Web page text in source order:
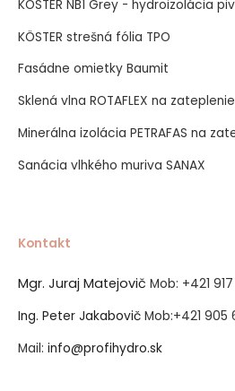
KÖSTER NB1 Grey - hydroizolácia
KÖSTER strešná fólia TPO
Fasádne omietky Baumit
Sklená vlna ROTAFLEX na
Minerálna izolácia PETRAFAS na
Sanácia vlhkého muriva SANAX
Kontakt
Mgr. Juraj Matejovič Mob: +421
Ing. Peter Jakabovič Mob:+421 905
Mail: info@profihydro.sk